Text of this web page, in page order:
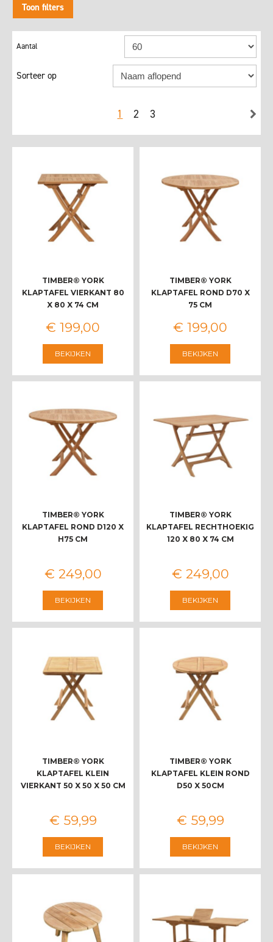
Toon filters
Sorteer op
1 2 3
TIMBER® YORK
KLAPTAFEL VIERKANT 80
X 80 X 74 CM
€ 199,00
BEKIJKEN
TIMBER® YORK
KLAPTAFEL ROND D70 X
75 CM
€ 199,00
BEKIJKEN
TIMBER® YORK
KLAPTAFEL ROND D120 X
H75 CM
€ 249,00
BEKIJKEN
TIMBER® YORK
KLAPTAFEL RECHTHOEKIG
120 X 80 X 74 CM
€ 249,00
BEKIJKEN
TIMBER® YORK
KLAPTAFEL KLEIN
VIERKANT 50 X 50 X 50 CM
€ 59,99
BEKIJKEN
TIMBER® YORK
KLAPTAFEL KLEIN ROND
D50 X 50CM
€ 59,99
BEKIJKEN